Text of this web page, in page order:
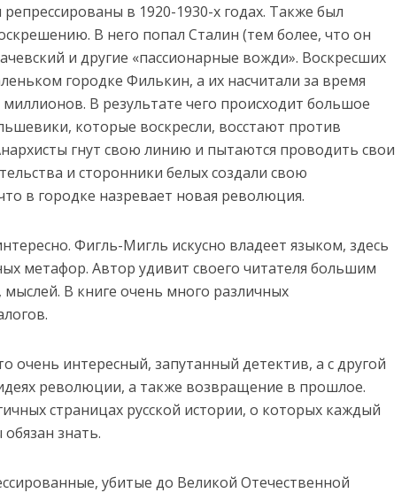
в 1920-1930-х годах. Также был
В него попал Сталин (тем более, что он
и другие «пассионарные вожди». Воскресших
городке Филькин, а их насчитали за время
миллионов. В результате чего происходит большое
которые воскресли, восстают против
гнут свою линию и пытаются проводить свои
и сторонники белых создали свою
в городке назревает новая революция.
Фигль-Мигль искусно владеет языком, здесь
метафор. Автор удивит своего читателя большим
В книге очень много различных
очень интересный, запутанный детектив, а с другой
революции, а также возвращение в прошлое.
страницах русской истории, о которых каждый
знать.
убитые до Великой Отечественной